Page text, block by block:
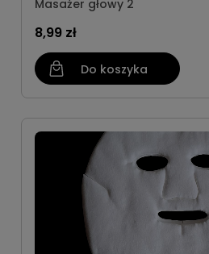
Masażer głowy 2
8,99 zł
Do koszyka